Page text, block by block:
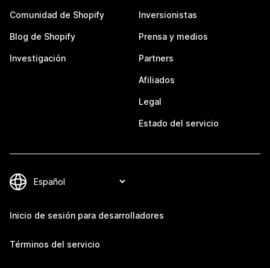
Comunidad de Shopify
Blog de Shopify
Investigación
Inversionistas
Prensa y medios
Partners
Afiliados
Legal
Estado del servicio
Inicio de sesión para desarrolladores
Términos del servicio